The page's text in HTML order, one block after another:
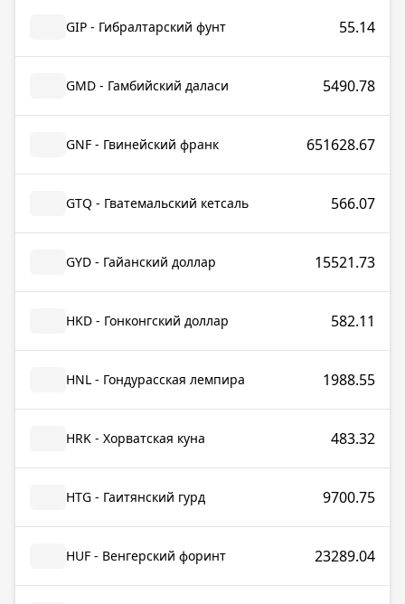
GIP - Гибралтарский фунт 55.14
GMD - Гамбийский даласи 5490.78
GNF - Гвинейский франк 651628.67
GTQ - Гватемальский кетсаль 566.07
GYD - Гайанский доллар 15521.73
HKD - Гонконгский доллар 582.11
HNL - Гондурасская лемпира 1988.55
HRK - Хорватская куна 483.32
HTG - Гаитянский гурд 9700.75
HUF - Венгерский форинт 23289.04